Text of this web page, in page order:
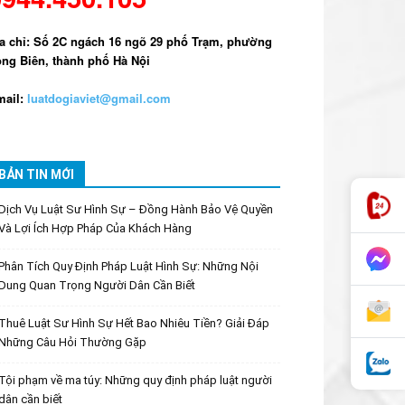
chỉ: Số 2C ngách 16 ngõ 29 phố Trạm, phường
Biên, thành phố Hà Nội
luatdogiaviet@gmail.com
BẢN TIN MỚI
Vụ Luật Sư Hình Sự – Đồng Hành Bảo Vệ Quyền
Lợi Ích Hợp Pháp Của Khách Hàng
Tích Quy Định Pháp Luật Hình Sự: Những Nội
Quan Trọng Người Dân Cần Biết
Thuê Luật Sư Hình Sự Hết Bao Nhiêu Tiền? Giải Đáp
Câu Hỏi Thường Gặp
Tội phạm về ma túy: Những quy định pháp luật người
cần biết